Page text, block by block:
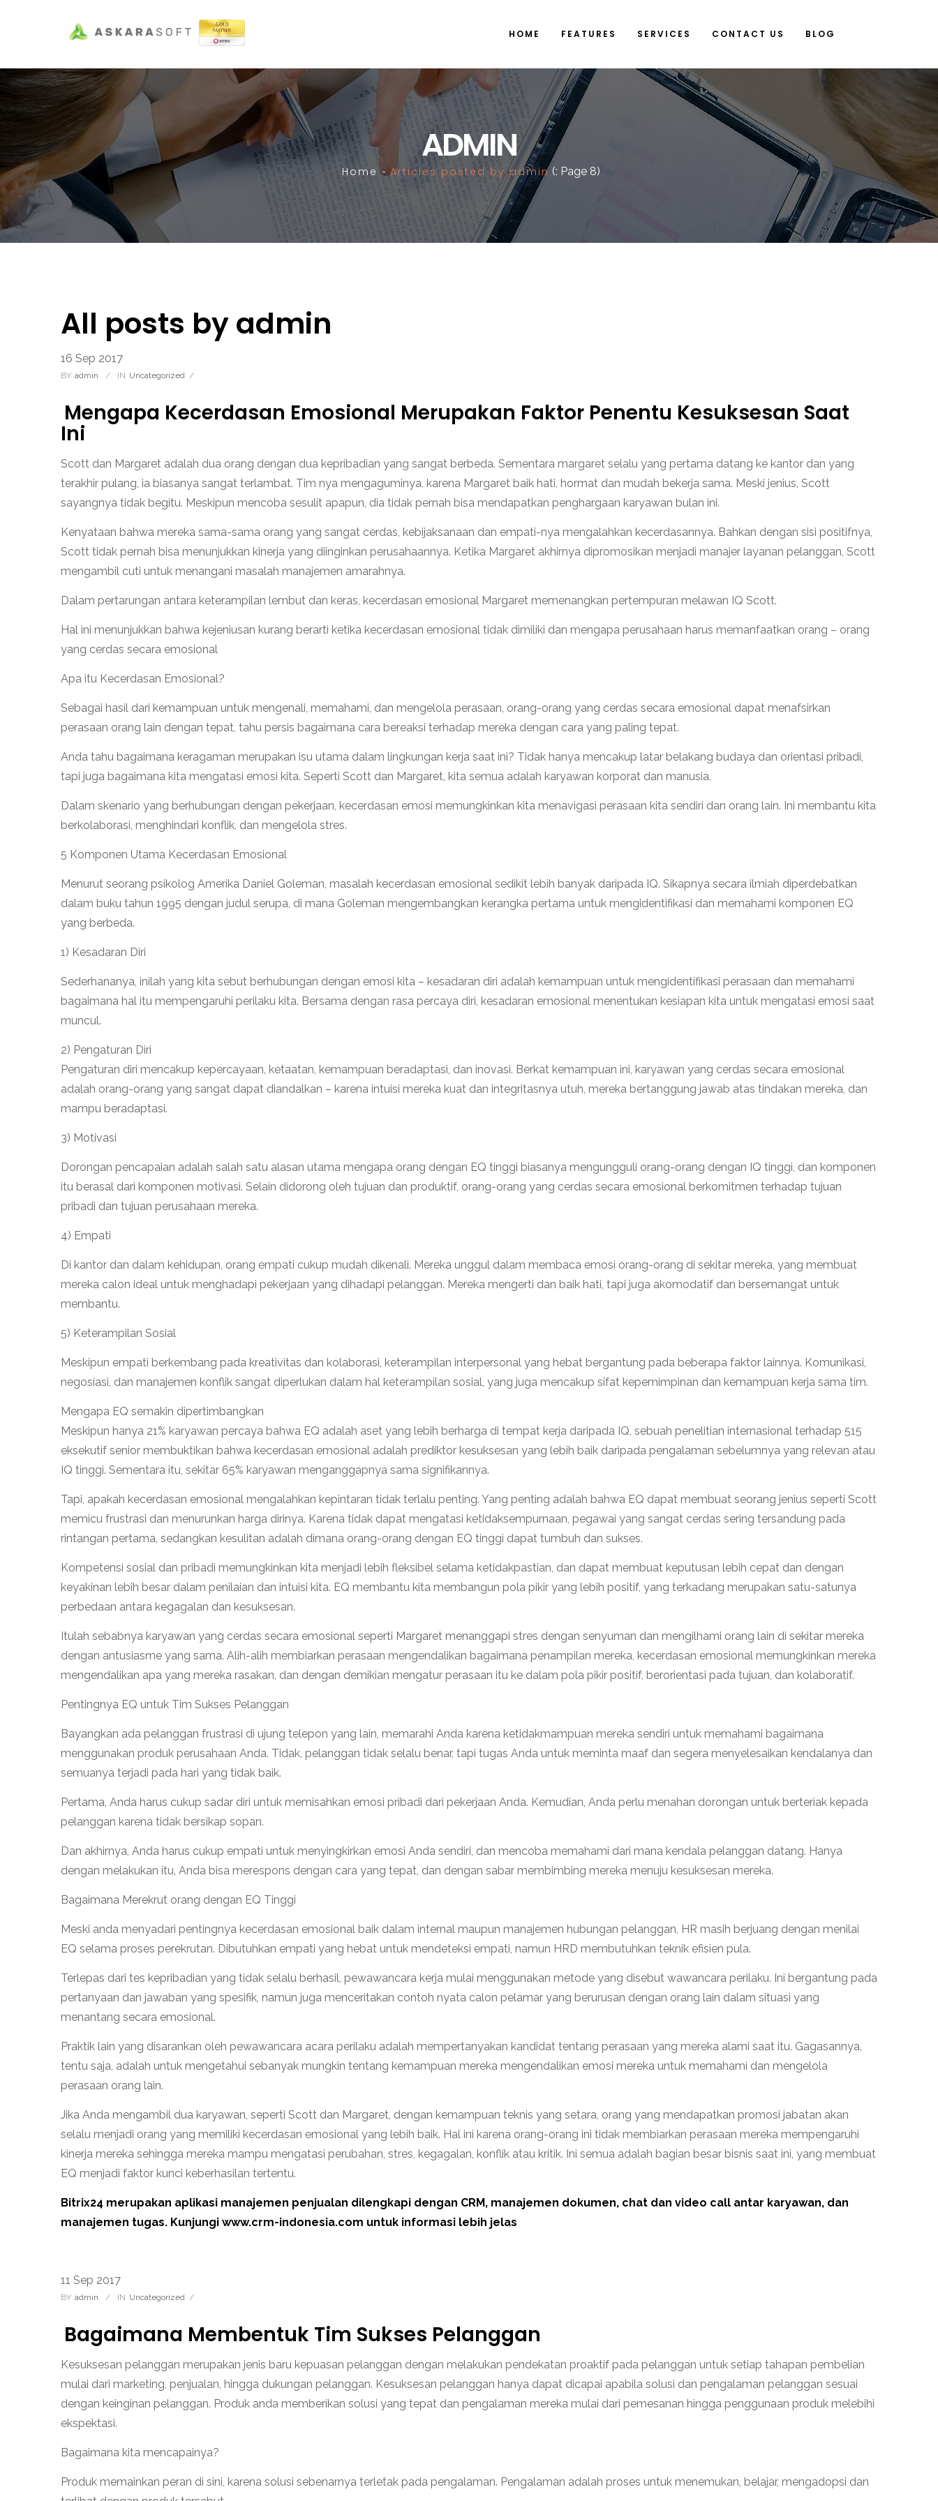
HOME FEATURES SERVICES CONTACT US BLOG
ADMIN
Home - Articles posted by admin (: Page 8)
All posts by admin
16 Sep 2017
BY Admin / IN Uncategorized /
Mengapa Kecerdasan Emosional Merupakan Faktor Penentu Kesuksesan Saat
Ini
Scott dan Margaret adalah dua orang dengan dua kepribadian yang sangat berbeda. Sementara margaret selalu yang pertama datang ke kantor dan yang
terakhir pulang, ia biasanya sangat terlambat. Tim nya mengaguminya, karena Margaret baik hati, hormat dan mudah bekerja sama. Meski jenius, Scott
sayangnya tidak begitu. Meskipun mencoba sesulit apapun, dia tidak pernah bisa mendapatkan penghargaan karyawan bulan ini.
Kenyataan bahwa mereka sama-sama orang yang sangat cerdas, kebijaksanaan dan empati-nya mengalahkan kecerdasannya. Bahkan dengan sisi positifnya,
Scott tidak pernah bisa menunjukkan kinerja yang diinginkan perusahaannya. Ketika Margaret akhirnya dipromosikan menjadi manajer layanan pelanggan, Scott
mengambil cuti untuk menangani masalah manajemen amarahnya.
Dalam pertarungan antara keterampilan lembut dan keras, kecerdasan emosional Margaret memenangkan pertempuran melawan IQ Scott.
Hal ini menunjukkan bahwa kejeniusan kurang berarti ketika kecerdasan emosional tidak dimiliki dan mengapa perusahaan harus memanfaatkan orang – orang
yang cerdas secara emosional
Apa itu Kecerdasan Emosional?
Sebagai hasil dari kemampuan untuk mengenali, memahami, dan mengelola perasaan, orang-orang yang cerdas secara emosional dapat menafsirkan
perasaan orang lain dengan tepat, tahu persis bagaimana cara bereaksi terhadap mereka dengan cara yang paling tepat.
Anda tahu bagaimana keragaman merupakan isu utama dalam lingkungan kerja saat ini? Tidak hanya mencakup latar belakang budaya dan orientasi pribadi,
tapi juga bagaimana kita mengatasi emosi kita. Seperti Scott dan Margaret, kita semua adalah karyawan korporat dan manusia.
Dalam skenario yang berhubungan dengan pekerjaan, kecerdasan emosi memungkinkan kita menavigasi perasaan kita sendiri dan orang lain. Ini membantu kita
berkolaborasi, menghindari konflik, dan mengelola stres.
5 Komponen Utama Kecerdasan Emosional
Menurut seorang psikolog Amerika Daniel Goleman, masalah kecerdasan emosional sedikit lebih banyak daripada IQ. Sikapnya secara ilmiah diperdebatkan
dalam buku tahun 1995 dengan judul serupa, di mana Goleman mengembangkan kerangka pertama untuk mengidentifikasi dan memahami komponen EQ
yang berbeda.
1) Kesadaran Diri
Sederhananya, inilah yang kita sebut berhubungan dengan emosi kita – kesadaran diri adalah kemampuan untuk mengidentifikasi perasaan dan memahami
bagaimana hal itu mempengaruhi perilaku kita. Bersama dengan rasa percaya diri, kesadaran emosional menentukan kesiapan kita untuk mengatasi emosi saat
muncul.
2) Pengaturan Diri
Pengaturan diri mencakup kepercayaan, ketaatan, kemampuan beradaptasi, dan inovasi. Berkat kemampuan ini, karyawan yang cerdas secara emosional
adalah orang-orang yang sangat dapat diandalkan – karena intuisi mereka kuat dan integritasnya utuh, mereka bertanggung jawab atas tindakan mereka, dan
mampu beradaptasi.
3) Motivasi
Dorongan pencapaian adalah salah satu alasan utama mengapa orang dengan EQ tinggi biasanya mengungguli orang-orang dengan IQ tinggi, dan komponen
itu berasal dari komponen motivasi. Selain didorong oleh tujuan dan produktif, orang-orang yang cerdas secara emosional berkomitmen terhadap tujuan
pribadi dan tujuan perusahaan mereka.
4) Empati
Di kantor dan dalam kehidupan, orang empati cukup mudah dikenali. Mereka unggul dalam membaca emosi orang-orang di sekitar mereka, yang membuat
mereka calon ideal untuk menghadapi pekerjaan yang dihadapi pelanggan. Mereka mengerti dan baik hati, tapi juga akomodatif dan bersemangat untuk
membantu.
5) Keterampilan Sosial
Meskipun empati berkembang pada kreativitas dan kolaborasi, keterampilan interpersonal yang hebat bergantung pada beberapa faktor lainnya. Komunikasi,
negosiasi, dan manajemen konflik sangat diperlukan dalam hal keterampilan sosial, yang juga mencakup sifat kepemimpinan dan kemampuan kerja sama tim.
Mengapa EQ semakin dipertimbangkan
Meskipun hanya 21% karyawan percaya bahwa EQ adalah aset yang lebih berharga di tempat kerja daripada IQ, sebuah penelitian internasional terhadap 515
eksekutif senior membuktikan bahwa kecerdasan emosional adalah prediktor kesuksesan yang lebih baik daripada pengalaman sebelumnya yang relevan atau
IQ tinggi. Sementara itu, sekitar 65% karyawan menganggapnya sama signifikannya.
Tapi, apakah kecerdasan emosional mengalahkan kepintaran tidak terlalu penting. Yang penting adalah bahwa EQ dapat membuat seorang jenius seperti Scott
memicu frustrasi dan menurunkan harga dirinya. Karena tidak dapat mengatasi ketidaksempurnaan, pegawai yang sangat cerdas sering tersandung pada
rintangan pertama, sedangkan kesulitan adalah dimana orang-orang dengan EQ tinggi dapat tumbuh dan sukses.
Kompetensi sosial dan pribadi memungkinkan kita menjadi lebih fleksibel selama ketidakpastian, dan dapat membuat keputusan lebih cepat dan dengan
keyakinan lebih besar dalam penilaian dan intuisi kita. EQ membantu kita membangun pola pikir yang lebih positif, yang terkadang merupakan satu-satunya
perbedaan antara kegagalan dan kesuksesan.
Itulah sebabnya karyawan yang cerdas secara emosional seperti Margaret menanggapi stres dengan senyuman dan mengilhami orang lain di sekitar mereka
dengan antusiasme yang sama. Alih-alih membiarkan perasaan mengendalikan bagaimana penampilan mereka, kecerdasan emosional memungkinkan mereka
mengendalikan apa yang mereka rasakan, dan dengan demikian mengatur perasaan itu ke dalam pola pikir positif, berorientasi pada tujuan, dan kolaboratif.
Pentingnya EQ untuk Tim Sukses Pelanggan
Bayangkan ada pelanggan frustrasi di ujung telepon yang lain, memarahi Anda karena ketidakmampuan mereka sendiri untuk memahami bagaimana
menggunakan produk perusahaan Anda. Tidak, pelanggan tidak selalu benar, tapi tugas Anda untuk meminta maaf dan segera menyelesaikan kendalanya dan
semuanya terjadi pada hari yang tidak baik.
Pertama, Anda harus cukup sadar diri untuk memisahkan emosi pribadi dari pekerjaan Anda. Kemudian, Anda perlu menahan dorongan untuk berteriak kepada
pelanggan karena tidak bersikap sopan.
Dan akhirnya, Anda harus cukup empati untuk menyingkirkan emosi Anda sendiri, dan mencoba memahami dari mana kendala pelanggan datang. Hanya
dengan melakukan itu, Anda bisa merespons dengan cara yang tepat, dan dengan sabar membimbing mereka menuju kesuksesan mereka.
Bagaimana Merekrut orang dengan EQ Tinggi
Meski anda menyadari pentingnya kecerdasan emosional baik dalam internal maupun manajemen hubungan pelanggan, HR masih berjuang dengan menilai
EQ selama proses perekrutan. Dibutuhkan empati yang hebat untuk mendeteksi empati, namun HRD membutuhkan teknik efisien pula.
Terlepas dari tes kepribadian yang tidak selalu berhasil, pewawancara kerja mulai menggunakan metode yang disebut wawancara perilaku. Ini bergantung pada
pertanyaan dan jawaban yang spesifik, namun juga menceritakan contoh nyata calon pelamar yang berurusan dengan orang lain dalam situasi yang
menantang secara emosional.
Praktik lain yang disarankan oleh pewawancara acara perilaku adalah mempertanyakan kandidat tentang perasaan yang mereka alami saat itu. Gagasannya,
tentu saja, adalah untuk mengetahui sebanyak mungkin tentang kemampuan mereka mengendalikan emosi mereka untuk memahami dan mengelola
perasaan orang lain.
Jika Anda mengambil dua karyawan, seperti Scott dan Margaret, dengan kemampuan teknis yang setara, orang yang mendapatkan promosi jabatan akan
selalu menjadi orang yang memiliki kecerdasan emosional yang lebih baik. Hal ini karena orang-orang ini tidak membiarkan perasaan mereka mempengaruhi
kinerja mereka sehingga mereka mampu mengatasi perubahan, stres, kegagalan, konflik atau kritik. Ini semua adalah bagian besar bisnis saat ini, yang membuat
EQ menjadi faktor kunci keberhasilan tertentu.
Bitrix24 merupakan aplikasi manajemen penjualan dilengkapi dengan CRM, manajemen dokumen, chat dan video call antar karyawan, dan
manajemen tugas. Kunjungi www.crm-indonesia.com untuk informasi lebih jelas
11 Sep 2017
BY Admin / IN Uncategorized /
Bagaimana Membentuk Tim Sukses Pelanggan
Kesuksesan pelanggan merupakan jenis baru kepuasan pelanggan dengan melakukan pendekatan proaktif pada pelanggan untuk setiap tahapan pembelian
mulai dari marketing, penjualan, hingga dukungan pelanggan. Kesuksesan pelanggan hanya dapat dicapai apabila solusi dan pengalaman pelanggan sesuai
dengan keinginan pelanggan. Produk anda memberikan solusi yang tepat dan pengalaman mereka mulai dari pemesanan hingga penggunaan produk melebihi
ekspektasi.
Bagaimana kita mencapainya?
Produk memainkan peran di sini, karena solusi sebenarnya terletak pada pengalaman. Pengalaman adalah proses untuk menemukan, belajar, mengadopsi dan